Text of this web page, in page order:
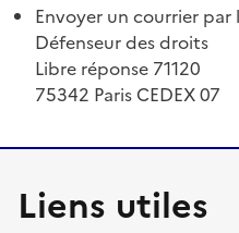
Envoyer un courrier
Défenseur des droits
Libre réponse 71120
75342 Paris CEDEX 07
Liens utiles